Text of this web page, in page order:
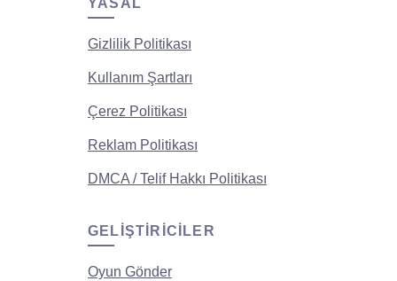
YASAL
Gizlilik Politikası
Kullanım Şartları
Çerez Politikası
Reklam Politikası
DMCA / Telif Hakkı Politikası
GELIŞTIRICILER
Oyun Gönder